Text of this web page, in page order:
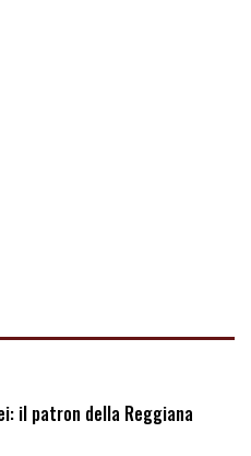
il patron della Reggiana